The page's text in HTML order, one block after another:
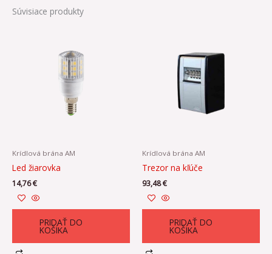
Súvisiace produkty
Krídlová brána AM
Led žiarovka
14,76€
PRIDAŤ DO
KOŠÍKA
Krídlová brána AM
Trezor na kľúče
93,48€
PRIDAŤ DO
KOŠÍKA